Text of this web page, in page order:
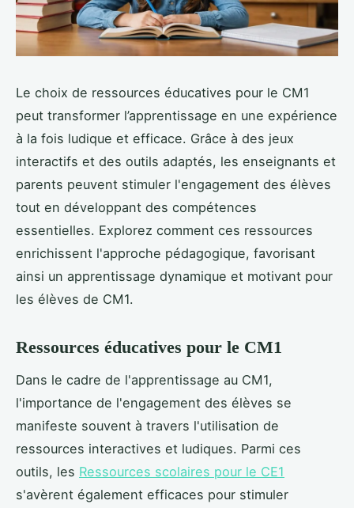
Le choix de ressources éducatives pour le CM1
peut transformer l’apprentissage en une expérience
à la fois ludique et efficace. Grâce à des jeux
interactifs et des outils adaptés, les enseignants et
parents peuvent stimuler l'engagement des élèves
tout en développant des compétences
essentielles. Explorez comment ces ressources
enrichissent l'approche pédagogique, favorisant
ainsi un apprentissage dynamique et motivant pour
les élèves de CM1.
Ressources éducatives pour le CM1
Dans le cadre de l'apprentissage au CM1,
l'importance de l'engagement des élèves se
manifeste souvent à travers l'utilisation de
ressources interactives et ludiques. Parmi ces
outils, les Ressources scolaires pour le CE1
s'avèrent également efficaces pour stimuler